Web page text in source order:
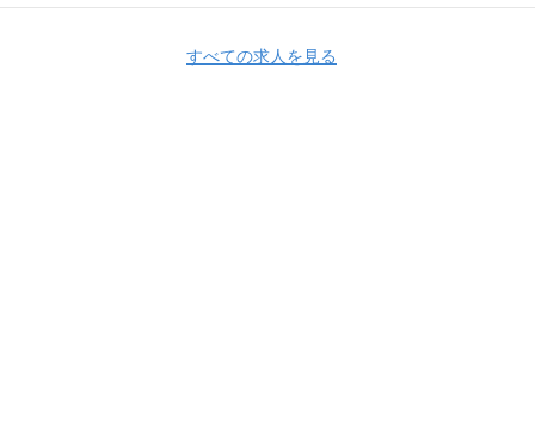
すべての求人を見る